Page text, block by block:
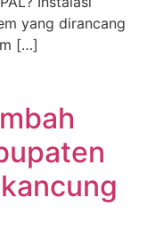
yang dirancang
[…]